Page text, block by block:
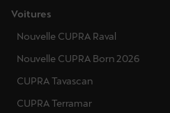
Voitures
Nouvelle CUPRA Raval
Nouvelle CUPRA Born 2026
CUPRA Tavascan
CUPRA Terramar